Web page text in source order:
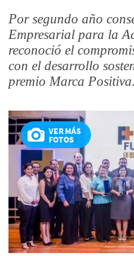
Por segundo año
Empresarial para la
reconoció el
con el desarrollo
premio Marca Positiva.
VER MÁS
FOTOS